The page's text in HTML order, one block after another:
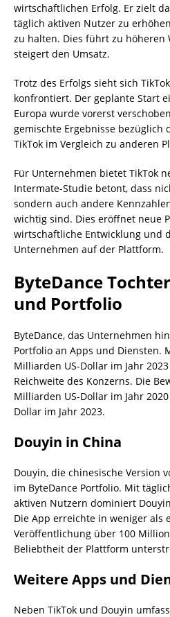
wirtschaftlichen Erfolg. Er zielt
täglich aktiven Nutzer zu
zu halten. Dies führt zu höheren
steigert den Umsatz.
Trotz des Erfolgs sieht sich
konfrontiert. Der geplante Start
Europa wurde vorerst
gemischte Ergebnisse bezüglich
TikTok im Vergleich zu anderen
Für Unternehmen bietet TikTok
Intermate-Studie betont, dass
sondern auch andere
wichtig sind. Dies eröffnet neue
wirtschaftliche Entwicklung und
Unternehmen auf der Plattform.
ByteDance
und Portfolio
ByteDance, das Unternehmen
Portfolio an Apps und Diensten.
Milliarden US-Dollar im Jahr
Reichweite des Konzerns. Die
Milliarden US-Dollar im Jahr
Dollar im Jahr 2023.
Douyin in China
Douyin, die chinesische Version
im ByteDance Portfolio. Mit
aktiven Nutzern dominiert
Die App erreichte in weniger als
Veröffentlichung über 100
Beliebtheit der Plattform
Weitere Apps und
Neben TikTok und Douyin